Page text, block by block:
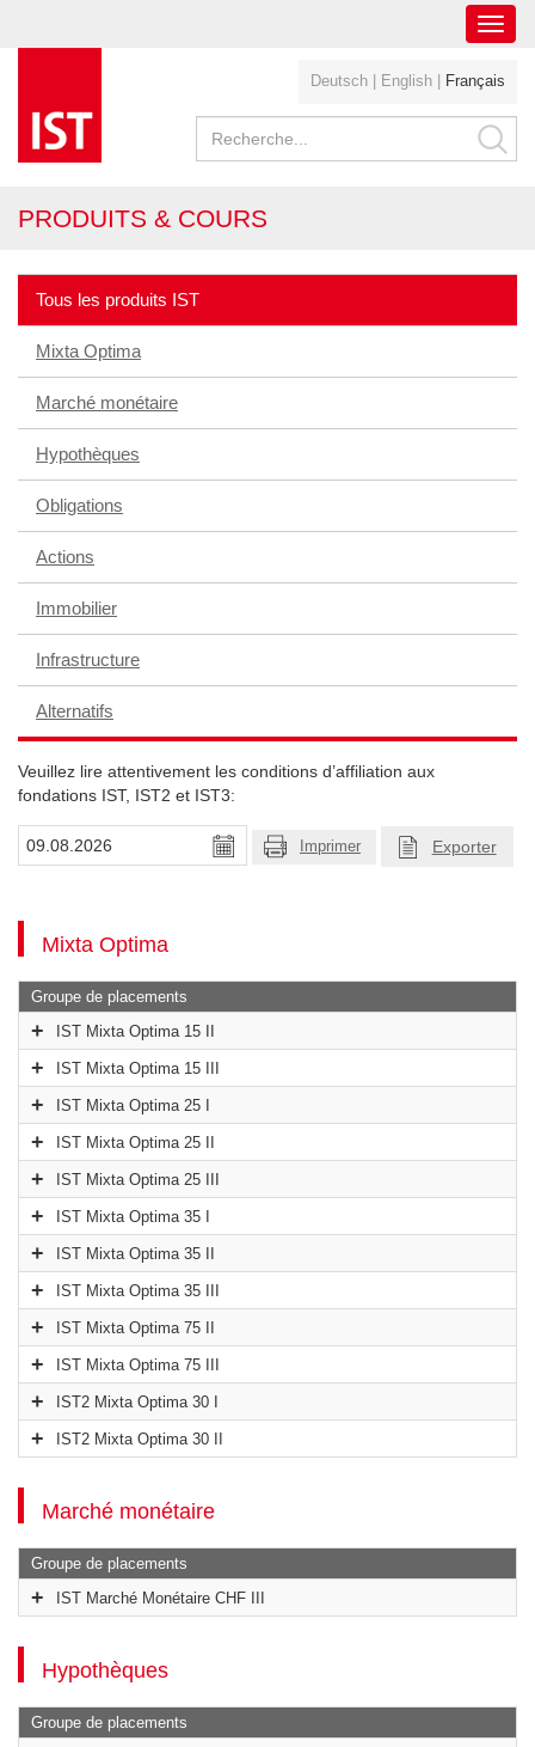
Deutsch English Français
PRODUITS & COURS
Tous les produits IST
Mixta Optima
Marché monétaire
Hypothèques
Obligations
Actions
Immobilier
Infrastructure
Alternatifs
Veuillez lire attentivement les conditions d’affiliation aux
fondations IST, IST2 et IST3:
Imprimer Exporter
Mixta Optima
Groupe de placements
IST Mixta Optima 15 II
IST Mixta Optima 15 III
IST Mixta Optima 25 I
IST Mixta Optima 25 II
IST Mixta Optima 25 III
IST Mixta Optima 35 I
IST Mixta Optima 35 II
IST Mixta Optima 35 III
IST Mixta Optima 75 II
IST Mixta Optima 75 III
IST2 Mixta Optima 30 I
IST2 Mixta Optima 30 II
Marché monétaire
Groupe de placements
IST Marché Monétaire CHF III
Hypothèques
Groupe de placements